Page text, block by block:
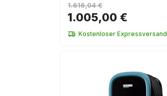
1.005,00 €
1.616,04 €
Kostenloser Expressversand